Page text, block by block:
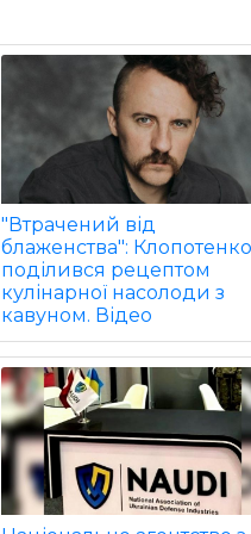
"Втрачений від
блаженства":
поділився рецептом
кулінарної насолоди з
кавуном. Відео